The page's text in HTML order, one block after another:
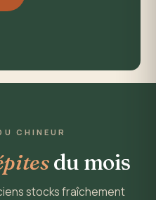
CHINEUR
du mois
stocks fraîchement